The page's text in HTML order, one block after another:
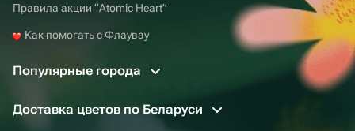
Правила акции “Atomic Heart”
Как помогать с Флаувау
Популярные города
Доставка цветов по Беларуси